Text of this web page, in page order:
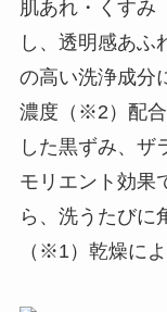
肌あれ・くすみ
し、透明感あふ
の高い洗浄成分
濃度（※2）配
した黒ずみ、ザ
モリエント効果
ら、洗うたびに
（※1）乾燥に